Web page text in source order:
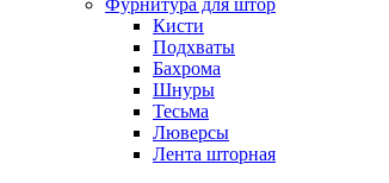
Фурнитура для штор
Кисти
Подхваты
Бахрома
Шнуры
Тесьма
Люверсы
Лента шторная